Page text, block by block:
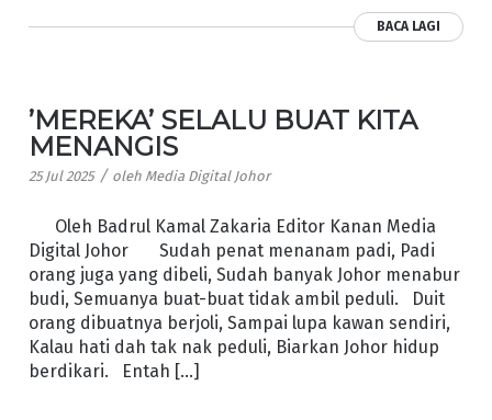
BACA LAGI
’MEREKA’ SELALU BUAT KITA
MENANGIS
25 Jul 2025 / oleh Media Digital Johor
Oleh Badrul Kamal Zakaria Editor Kanan Media
Digital Johor Sudah penat menanam padi, Padi
orang juga yang dibeli, Sudah banyak Johor menabur
budi, Semuanya buat-buat tidak ambil peduli. Duit
orang dibuatnya berjoli, Sampai lupa kawan sendiri,
Kalau hati dah tak nak peduli, Biarkan Johor hidup
berdikari. Entah […]